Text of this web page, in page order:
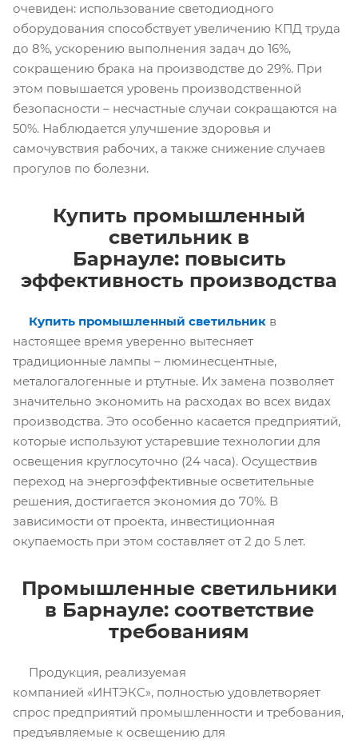
очевиден: использование светодиодного
оборудования способствует увеличению КПД труда
до 8%, ускорению выполнения задач до 16%,
сокращению брака на производстве до 29%. При
этом повышается уровень производственной
безопасности – несчастные случаи сокращаются на
50%. Наблюдается улучшение здоровья и
самочувствия рабочих, а также снижение случаев
прогулов по болезни.
Купить промышленный
светильник в
Барнауле: повысить
эффективность производства
Купить промышленный светильник в
настоящее время уверенно вытесняет
традиционные лампы – люминесцентные,
металогалогенные и ртутные. Их замена позволяет
значительно экономить на расходах во всех видах
производства. Это особенно касается предприятий,
которые используют устаревшие технологии для
освещения круглосуточно (24 часа). Осуществив
переход на энергоэффективные осветительные
решения, достигается экономия до 70%. В
зависимости от проекта, инвестиционная
окупаемость при этом составляет от 2 до 5 лет.
Промышленные светильники
в Барнауле: соответствие
требованиям
Продукция, реализуемая
компанией «ИНТЭКС», полностью удовлетворяет
спрос предприятий промышленности и требования,
предъявляемые к освещению для